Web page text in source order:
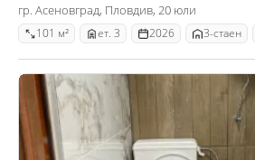
гр. Асеновград, Пловдив, 20 юли
101 м² ет. 3 2026 3-стаен